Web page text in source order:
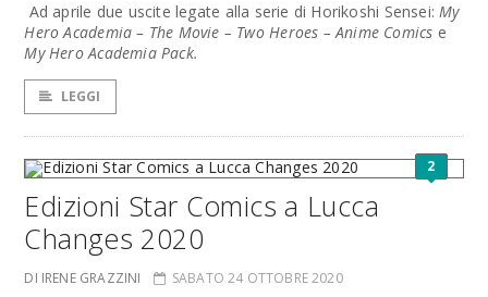
Ad aprile due uscite legate alla serie di Horikoshi Sensei:My
Hero Academia – The Movie – Two Heroes – Anime Comics e
My Hero Academia Pack.
LEGGI
2
Edizioni Star Comics a Lucca
Changes 2020
DI IRENE GRAZZINI SABATO 24 OTTOBRE 2020